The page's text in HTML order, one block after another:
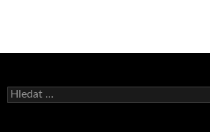
Vyhledávání
Andy Appleton obhájil dlouhodrážní titul!